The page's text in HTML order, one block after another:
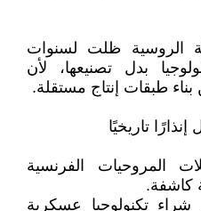
الروسية ظلت لسنوات
بدل تصنيعها، لأن
بناء طبقات إنتاج مستقلة.
تاريخيًا
المروحيات الفرنسية
كاشفة.
تكنولوجيا عسكرية